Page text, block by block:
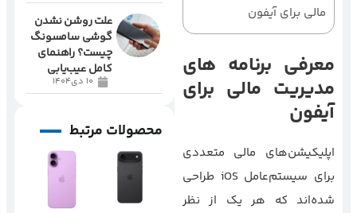
مالی برای آیفون
معرفی برنامه های
مدیریت مالی برای
آیفون
اپلیکیشن‌های مالی متعددی
برای سیستم‌عامل iOS طراحی
شده‌اند که هر یک از نظر
علت روشن نشدن
گوشی سامسونگ
چیست؟ راهنمای
کامل عیب‌یابی
10 دی1404
محصولات مرتبط